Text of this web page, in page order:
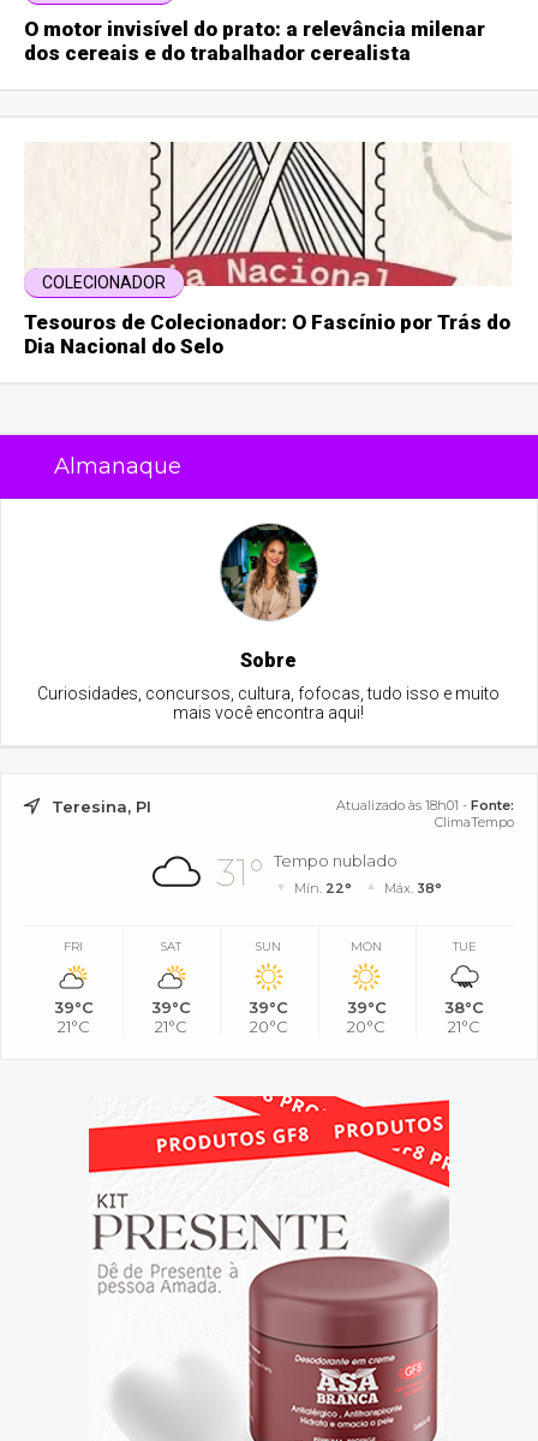
O motor invisível do prato: a relevância milenar
dos cereais e do trabalhador cerealista
COLECIONADOR
Tesouros de Colecionador: O Fascínio por Trás do
Dia Nacional do Selo
Almanaque
Sobre
Curiosidades, concursos, cultura, fofocas, tudo isso e muito
mais você encontra aqui!
Teresina, PI Atualizado às 18h01 - Fonte:
ClimaTempo
31° Tempo nublado
Mín. 22° Máx. 38°
FRI
39°C
21°C
SAT
39°C
21°C
SUN
39°C
20°C
MON
39°C
20°C
TUE
38°C
21°C